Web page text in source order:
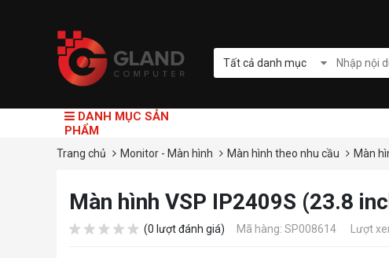
Tất cả danh mục
DANH MỤC SẢN
PHẨM
Trang chủ Monitor - Màn hình Màn hình theo nhu cầu Màn
Màn hình VSP IP2409S (23.8
(0 lượt đánh giá) Mã hàng: SP008614 Lượt